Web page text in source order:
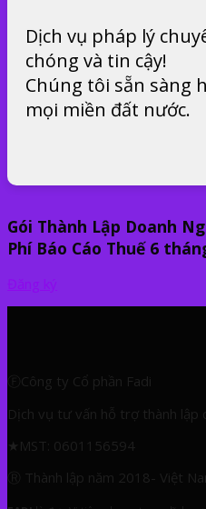
Dịch vụ pháp lý
chóng và tin cậy!
Chúng tôi sẵn sàng
mọi miền đất nước.
Gói Thành Lập Doanh
Phí Báo Cáo Thuế 6
Đăng ký
ⒻCông ty Cổ phần Fadi
Dịch vụ tư vấn hỗ trợ thành lập
★ MST: 0601156594
Ⓡ Thành lập năm 2018- Việt